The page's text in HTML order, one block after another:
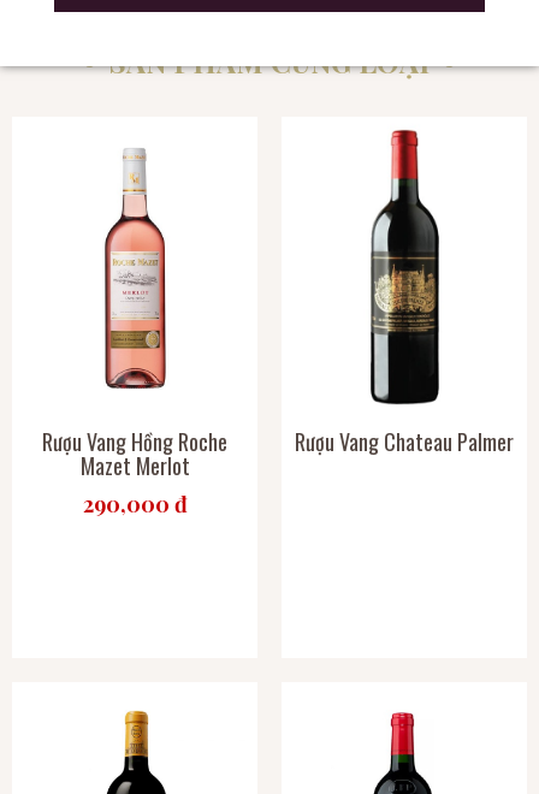
SẢN PHẨM CÙNG LOẠI
Rượu Vang Hồng Roche
Mazet Merlot
290,000 đ
Rượu Vang Chateau Palmer